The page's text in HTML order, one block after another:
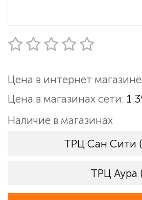
Цена в интернет
Цена в магазинах сети: 1
Наличие в магазинах
ТРЦ Сан Сити
ТРЦ Аура